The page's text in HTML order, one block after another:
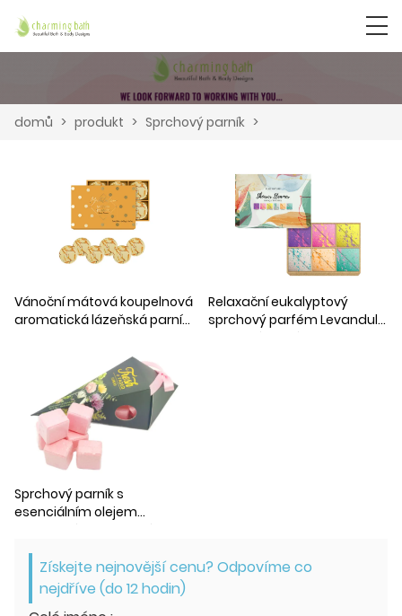
domů > produkt > Sprchový parník >
Vánoční mátová koupelnová
aromatická lázeňská parní
Relaxační eukalyptový
sprchový parfém Levandule
Saunový parní hrnec
Sprchový parník s
esenciálním olejem
Organický koupelnový
Získejte nejnovější cenu? Odpovíme co
nejdříve (do 12 hodin)